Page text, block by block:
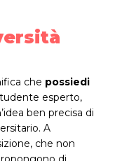
che possiedi
esperto,
ben precisa di
A
che non